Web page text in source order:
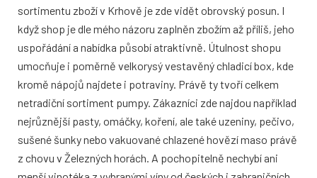
sortimentu zboží v Krhově je zde vidět obrovský posun. I
když shop je dle mého názoru zaplněn zbožím až příliš, jeho
uspořádání a nabídka působí atraktivně. Útulnost shopu
umocňuje i poměrně velkorysý vestavěný chladicí box, kde
kromě nápojů najdete i potraviny. Právě ty tvoří celkem
netradiční sortiment pumpy. Zákazníci zde najdou například
nejrůznější pasty, omáčky, koření, ale také uzeniny, pečivo,
sušené šunky nebo vakuované chlazené hovězí maso právě
z chovu v Železných horách. A pochopitelně nechybí ani